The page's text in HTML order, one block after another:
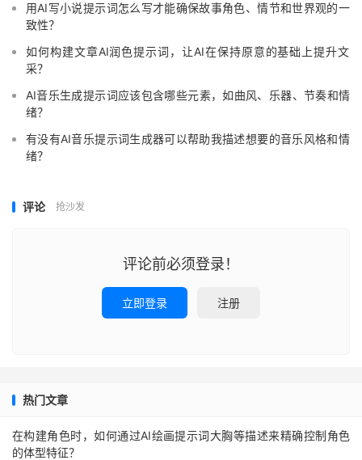
用AI写小说提示词怎么写才能确保故事角色、情节和世界观的一
致性？
如何构建文章AI润色提示词，让AI在保持原意的基础上提升文
采？
AI音乐生成提示词应该包含哪些元素，如曲风、乐器、节奏和情
绪？
有没有AI音乐提示词生成器可以帮助我描述想要的音乐风格和情
绪？
评论 抢沙发
评论前必须登录！
立即登录 注册
热门文章
在构建角色时，如何通过AI绘画提示词大胸等描述来精确控制角色
的体型特征？